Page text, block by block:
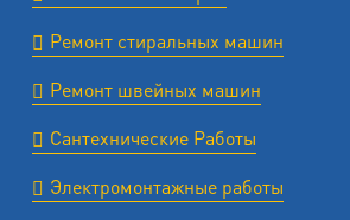
Ремонт стиральных машин
Ремонт швейных машин
Сантехнические Работы
Электромонтажные работы